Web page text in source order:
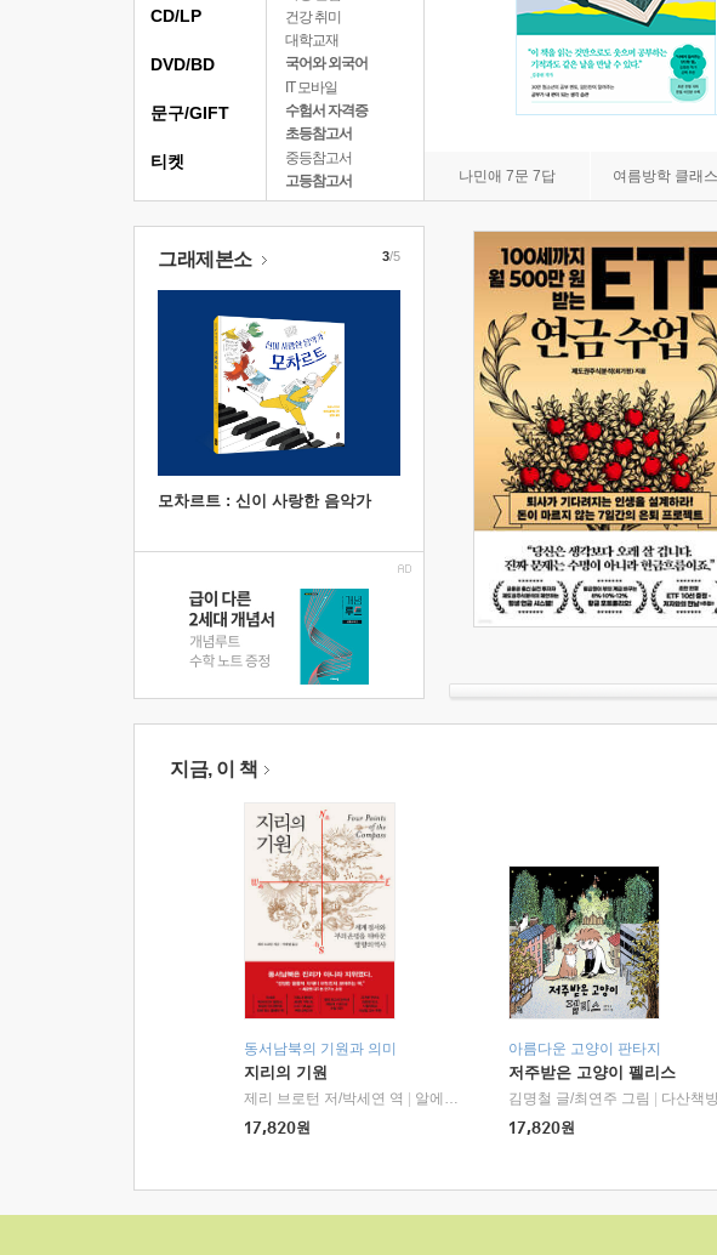
건강 취미
대학교재
국어와 외국어
IT 모바일
수험서 자격증
초등참고서
중등참고서
고등참고서
나민애 7문 7답 여름방학 클래
CD/LP
DVD/BD
문구/GIFT
티켓
그래제본소
모차르트 : 신이 사랑한 음악가
3/5
지금, 이 책
동서남북의 기원과 의미
지리의 기원
제리 브로턴 저/박세연 역
알에이치코리아(RHK)
17,820원
아름다운 고양이 판타지
저주받은 고양이 펠리스
김명철 글/최연주 그림
다산책
17,820원